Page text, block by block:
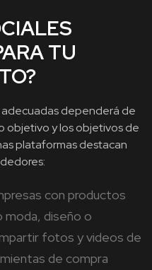
TU
dependerá de
objetivo y los objetivos de
plataformas destacan
con productos
moda, diseño o
fotos y videos de
de compra